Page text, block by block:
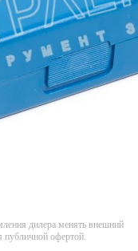
дилера менять внешний
публичной офертой.